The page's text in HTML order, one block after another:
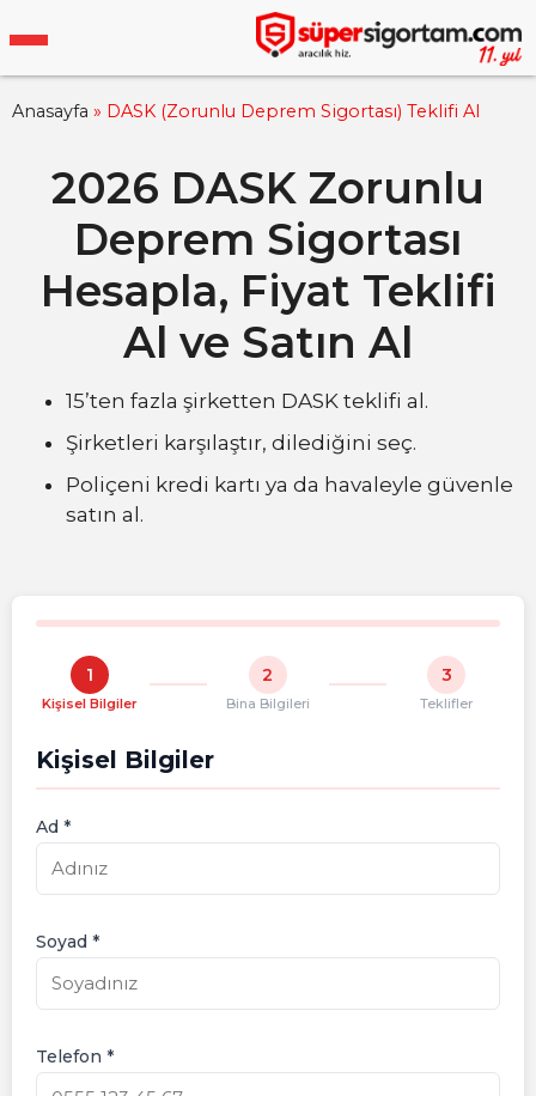
Anasayfa » DASK (Zorunlu Deprem Sigortası) Teklifi Al
2026 DASK Zorunlu
Deprem Sigortası
Hesapla, Fiyat Teklifi
Al ve Satın Al
15’ten fazla şirketten DASK teklifi al.
Şirketleri karşılaştır, dilediğini seç.
Poliçeni kredi kartı ya da havaleyle güvenle
satın al.
1
Kişisel Bilgiler
2
Bina Bilgileri
3
Teklifler
Kişisel Bilgiler
Ad *
Soyad *
Telefon *